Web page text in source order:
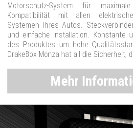
Motorschutz-System für
Kompatibilität mit allen
Systemen Ihres Autos.
und einfache Installation. Konstante
des Produktes um hohe
DrakeBox Monza hat all die Sicherheit,
Mehr